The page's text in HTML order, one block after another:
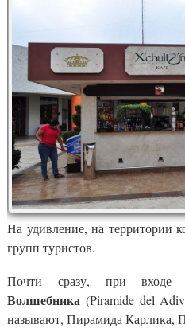
На удивление, на территории
групп туристов.
Почти сразу, при входе
Волшебника (Piramide del
называют, Пирамида Карлика,